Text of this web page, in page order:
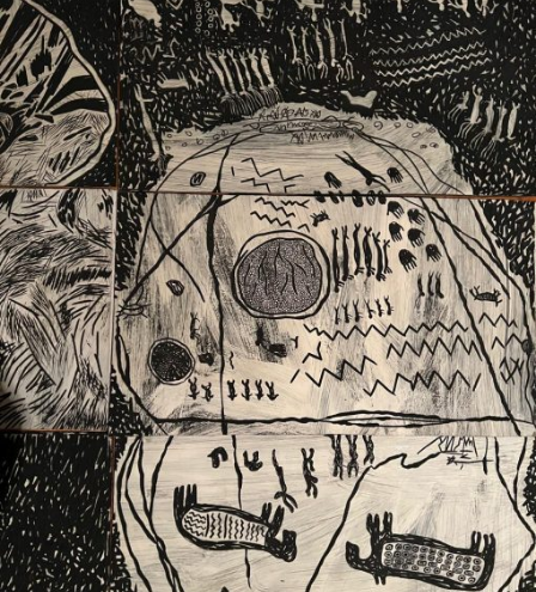
Configuración de cookies
Universidad de los Andes | Vigilada Mineducación.
Reconocimiento como universidad: Decreto 1297 del 30
de mayo de 1964. Reconocimiento de personería jurídica:
Resolución 28 del 23 de febrero de 1949, Minjusticia.
Acreditación institucional de alta calidad, 10 años:
Resolución 000194 del 16 de enero del 2025.
Ext. 2626
Posgrados
Ext. 4925
Educación
Continua
Ext. 4795